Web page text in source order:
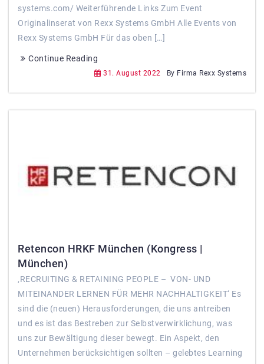
systems.com/ Weiterführende Links Zum Event
Originalinserat von Rexx Systems GmbH Alle Events von
Rexx Systems GmbH Für das oben […]
Continue Reading
31. August 2022 By Firma Rexx Systems
Retencon HRKF München (Kongress |
München)
‚RECRUITING & RETAINING PEOPLE – VON- UND
MITEINANDER LERNEN FÜR MEHR NACHHALTIGKEIT‘ Es
sind die (neuen) Herausforderungen, die uns antreiben
und es ist das Bestreben zur Selbstverwirklichung, was
uns zur Bewältigung dieser bewegt. Ein Aspekt, den
Unternehmen berücksichtigen sollten – gelebtes Learning